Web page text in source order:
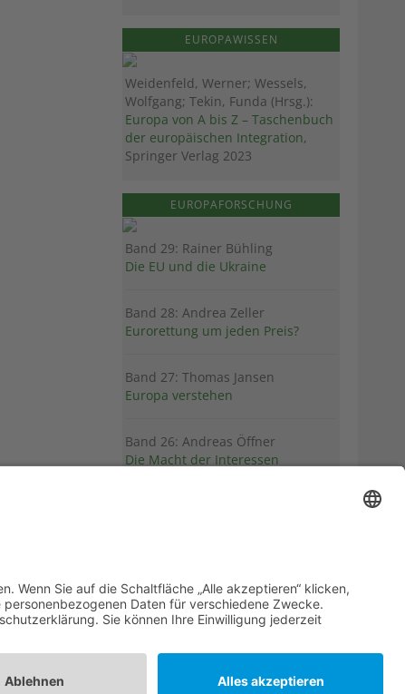
EUROPAWISSEN
Weidenfeld, Werner; Wessels,
Wolfgang; Tekin, Funda (Hrsg.):
Europa von A bis Z – Taschenbuch
der europäischen Integration,
Springer Verlag 2023
EUROPAFORSCHUNG
Band 29: Rainer Bühling
Die EU und die Ukraine
Band 28: Andrea Zeller
Eurorettung um jeden Preis?
Band 27: Thomas Jansen
Europa verstehen
Band 26: Andreas Öffner
Die Macht der Interessen
PDF-Flyer zur Schriftenreihe